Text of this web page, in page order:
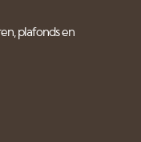
plafonds en